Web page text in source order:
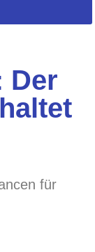
Der
für